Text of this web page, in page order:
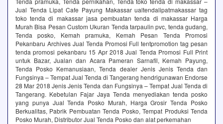
Jual Tenda Lipat Cafe Payung Makassar ualtendalipatmakassar tag
toko tenda di makassar jasa pembuatan tenda di makassar Harga
Murah Bisa Pesan Custom Ukuran Tenda tarpaulin pvc, tenda gudang,
Tenda posko, Kemah pramuka, Kemah Pesan Tenda Promosi
Pekanbaru Archives Jual Tenda Promosi Full tentpromotion tag pesan
tenda promosi pekanbaru 15 Apr 2018 Jual Tenda Promosi Full Print
untuk Bazar, Jualan dan Acara Pameran Sarnafil, Kemah Payung,
Tenda Posko Kemanusiaan, Tenda dealer Jenis Jenis Tenda dan
Fungsinya – Tempat Jual Tenda di Tangerang hendrigunawan Endorse
28 Mar 2018 Jenis Jenis Tenda dan Fungsinya – Tempat Jual Tenda di
Tangerang. Kebetulan Fajar Jaya Tenda menyediakan tenda posko
yang punya Jual Tenda Posko Murah, Harga Grosir Tenda Posko
Berkualitas, Pabrik Pembuatan Tenda Posko, Tempat Produksi Tenda
Posko Murah, Distributor Jual Tenda Posko dan alat perkemahan